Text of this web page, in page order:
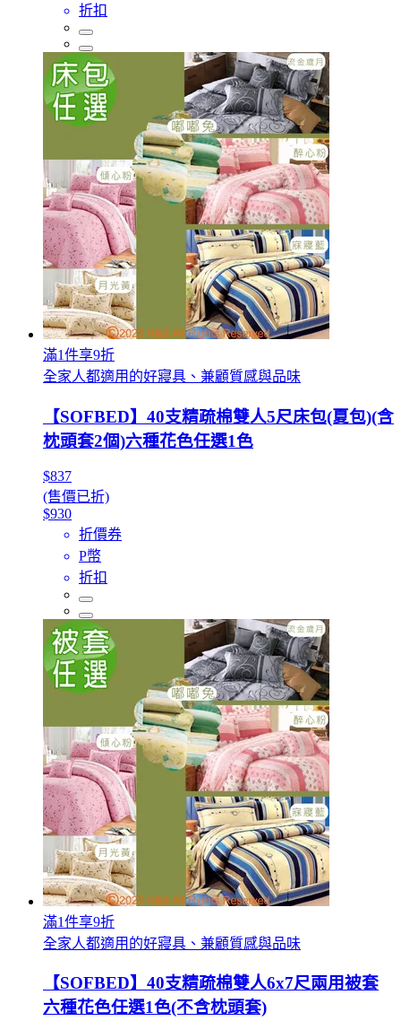
折扣
滿1件享9折
全家人都適用的好寢具、兼顧質感與品味
【SOFBED】40支精疏棉雙人5尺床包(夏包)(含
枕頭套2個)六種花色任選1色
$837
(售價已折)
$930
折價券
P幣
折扣
滿1件享9折
全家人都適用的好寢具、兼顧質感與品味
【SOFBED】40支精疏棉雙人6x7尺兩用被套
六種花色任選1色(不含枕頭套)